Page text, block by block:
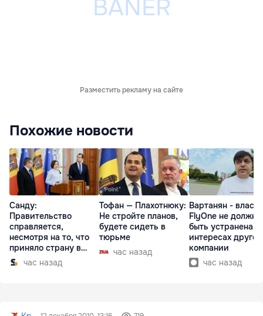
Разместить рекламу на сайте
Похожие новости
Санду:
Правительство
справляется,
несмотря на то, что
приняло страну в
разгар кризиса
час назад
Тофан — Плахотнюку:
Не стройте планов,
будете сидеть в
тюрьме
час назад
Вартанян -
FlyOne не должна
быть устранена в
интересах другой
компании
час назад